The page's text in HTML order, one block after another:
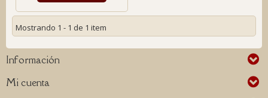
Mostrando 1 - 1 de 1 item
Información
Mi cuenta